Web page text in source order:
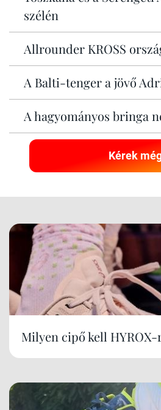
szélén
Allrounder KROSS
A Balti-tenger a jövő
A hagyományos bringa
Kérek
Milyen cipő kell HYROX-